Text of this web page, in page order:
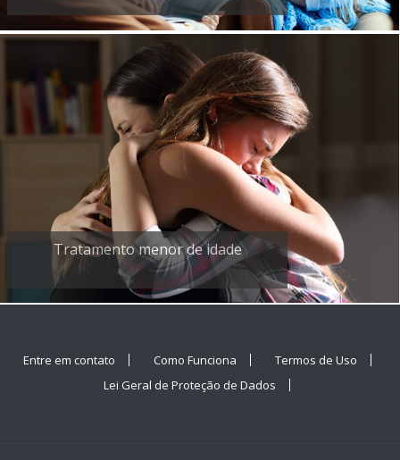
Tratamento menor de idade
Entre em contato Como Funciona
Termos de Uso
Lei Geral de Proteção de Dados